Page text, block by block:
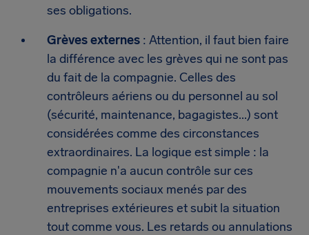
ses obligations.
Grèves externes : Attention, il faut bien faire
la différence avec les grèves qui ne sont pas
du fait de la compagnie. Celles des
contrôleurs aériens ou du personnel au sol
(sécurité, maintenance, bagagistes...) sont
considérées comme des circonstances
extraordinaires. La logique est simple : la
compagnie n'a aucun contrôle sur ces
mouvements sociaux menés par des
entreprises extérieures et subit la situation
tout comme vous. Les retards ou annulations